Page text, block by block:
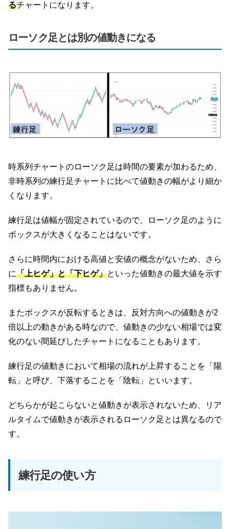
るチャートになります。
ローソク足とは別の値動きになる
時系列チャートのローソク足は時間の要素が加わるため、
非時系列の練行足チャートに比べて値動きの幅がより細か
くなります。
練行足は値幅が固定されているので、ローソク足のように
ボックスが大きくなることはないです。
さらに時間内における高値と安値の概念がないため、さら
に「上ヒゲ」と「下ヒゲ」といった値動きの最大値を示す
指標もありません。
またボックスが反転するときは、反対方向への値動きが2
倍以上の動きがある時なので、値動きの少ない相場では変
化のない間延びしたチャートになることもあります。
練行足の値動きにおいて相場の流れが上昇することを「陽
転」と呼び、下落することを「陰転」といいます。
どちらかが起こらないと値動きが表示されないため、リア
ルタイムで値動きが表示されるローソク足とは異なるので
す。
練行足の使い方